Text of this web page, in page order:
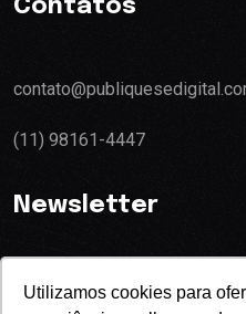
Utilizamos cookies para
Contatos
(11) 98161-4447
Newsletter